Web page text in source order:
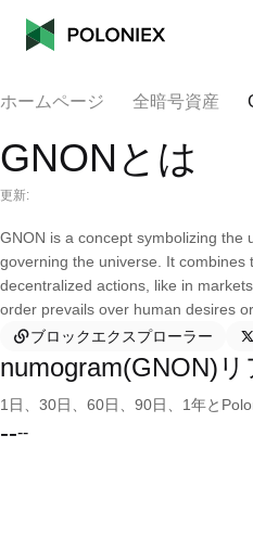
ホームページ 全暗号資産
GNONとは
更新:
GNON is a concept symbolizing
governing the universe. It
decentralized actions, like in
order prevails over human desires
ブロックエクスプローラー
numogram(GNON)
1日、30日、60日、90日、1年と
----